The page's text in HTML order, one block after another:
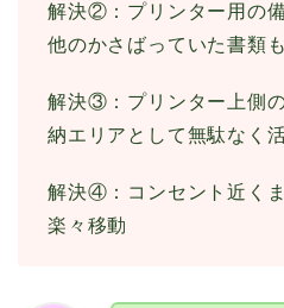
解決②：プリンター用の
他のかさばっていた書類
解決③：プリンター上側
納エリアとして無駄なく
解決④：コンセント近く
楽々移動